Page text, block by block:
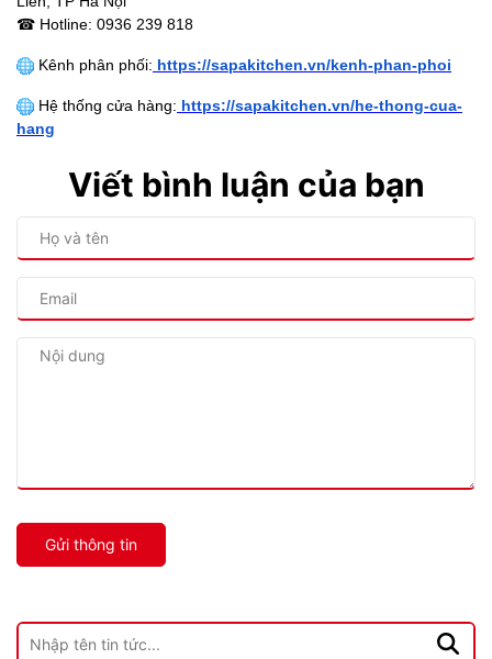
☎ Hotline: 0936 239 818
Kênh phân phối: https://sapakitchen.vn/kenh-phan-phoi
Hệ thống cửa hàng: https://sapakitchen.vn/he-thong-cua-
hang
Viết bình luận của bạn
Gửi thông tin